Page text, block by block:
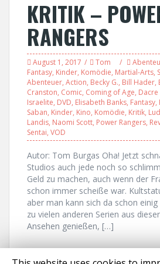
KRITIK –
RANGERS
August 1, 2017 Tom
Fantasy, Kinder, Komödie, Martial-Arts,
Abenteuer, Action, Becky G., Bill Hader,
Cranston, Comic, Coming of Age,
Israelite, DVD, Elisabeth Banks, Fantasy,
Saban, Kinder, Kino, Komödie, Kritik,
Landis, Naomi Scott, Power Rangers,
Sentai, VOD
Autor: Tom Burgas Oha! Jetzt
Studios auch jede noch so
Geld zu machen, auch wenn der
schon immer scheiße war.
aber man kann sich da schon
zu vielen anderen Serien aus
Ansehen genießen, […]